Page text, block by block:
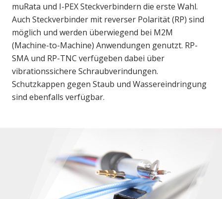
muRata und I-PEX Steckverbindern die erste Wahl.
Auch Steckverbinder mit reverser Polarität (RP) sind
möglich und werden überwiegend bei M2M
(Machine-to-Machine) Anwendungen genutzt. RP-
SMA und RP-TNC verfügeben dabei über
vibrationssichere Schraubverindungen.
Schutzkappen gegen Staub und Wassereindringung
sind ebenfalls verfügbar.